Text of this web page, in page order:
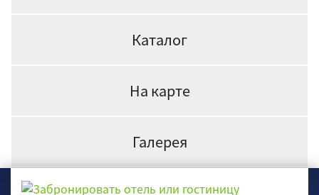
Каталог
На карте
Галерея